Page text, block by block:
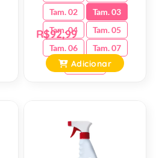
Tam. 02
Tam. 03
Tam. 04
Tam. 05
Tam. 06
Tam. 07
Tam. 08
R$92,99
Adicionar